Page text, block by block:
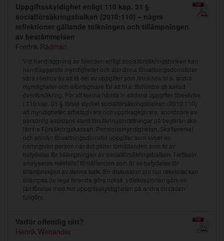
Uppgiftsskyldighet enligt 110 kap. 31 §
socialförsäkringsbalken (2010:110) – några
reflektioner gällande tolkningen och tillämpningen
av bestämmelsen
Fredrik Rådman
Vid handläggning av ärenden enligt socialförsäkringsbalken kan
handläggande myndigheter och allmänna förvaltningsdomstolar
vara i behov av att få del av uppgifter som finns hos bl.a. andra
myndigheter och arbetsgivare för att bl.a. förhindra så kallad
överförsäkring. För att kunna hämta in sådana uppgifter föreskrivs
i 110 kap. 31 § första stycket socialförsäkringsbalken (2010:110)
att myndigheter, arbetsgivare och uppdragsgivare, anordnare av
personlig assistans samt försäkringsinrättningar på begäran ska
lämna Försäkringskassan, Pensionsmyndigheten, Skatteverket
och allmän förvaltningsdomstol uppgifter som avser en
namngiven person när det gäller förhållanden som är av
betydelse för tillämpningen av socialförsäkringsbalken. I artikeln
analyseras rekvisitet förhållanden som är av betydelse för
tillämpningen av denna balk. En diskussion om hur rekvisitet kan
tillämpas de lege ferenda görs också. I diskussionen görs en
jämförelse med hur uppgiftsskyldigheten på andra områden
fullgörs.
Varför offentlig rätt?
Henrik Wenander